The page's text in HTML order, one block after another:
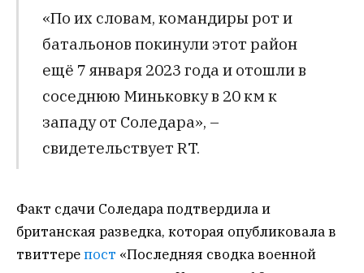
«По их словам, командиры рот и
батальонов покинули этот район
ещё 7 января 2023 года и отошли в
соседнюю Миньковку в 20 км к
западу от Соледара», –
свидетельствует RT.
Факт сдачи Соледара подтвердила и
британская разведка, которая опубликовала в
твиттерепост «Последняя сводка военной